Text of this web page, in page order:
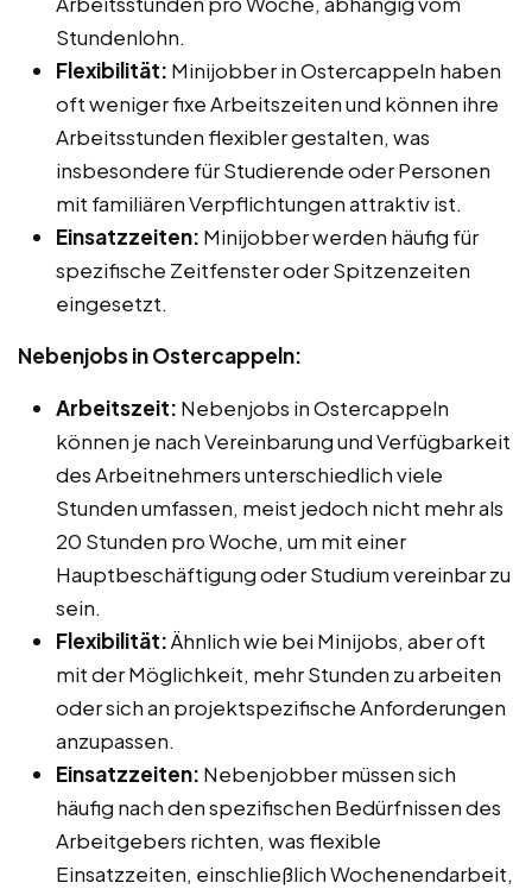
Stundenlohn.
Flexibilität: Minijobber in Ostercappeln haben
oft weniger fixe Arbeitszeiten und können ihre
Arbeitsstunden flexibler gestalten, was
insbesondere für Studierende oder Personen
mit familiären Verpflichtungen attraktiv ist.
Einsatzzeiten: Minijobber werden häufig für
spezifische Zeitfenster oder Spitzenzeiten
eingesetzt.
Nebenjobs in Ostercappeln:
Arbeitszeit: Nebenjobs in Ostercappeln
können je nach Vereinbarung und Verfügbarkeit
des Arbeitnehmers unterschiedlich viele
Stunden umfassen, meist jedoch nicht mehr als
20 Stunden pro Woche, um mit einer
Hauptbeschäftigung oder Studium vereinbar zu
sein.
Flexibilität:Ähnlich wie bei Minijobs, aber oft
mit der Möglichkeit, mehr Stunden zu arbeiten
oder sich an projektspezifische Anforderungen
anzupassen.
Einsatzzeiten: Nebenjobber müssen sich
häufig nach den spezifischen Bedürfnissen des
Arbeitgebers richten, was flexible
Einsatzzeiten, einschließlich Wochenendarbeit,